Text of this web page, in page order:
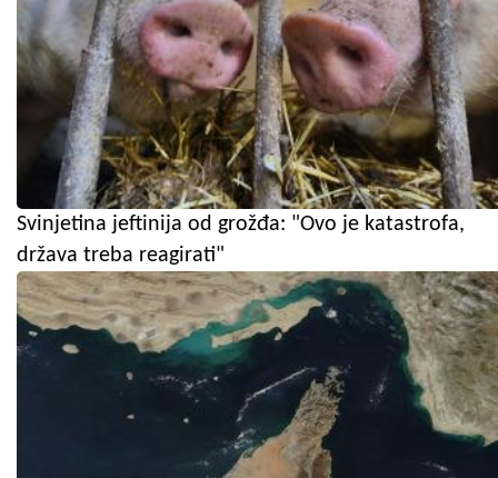
Svinjetina jeftinija od grožđa: "Ovo je katastrofa,
država treba reagirati"